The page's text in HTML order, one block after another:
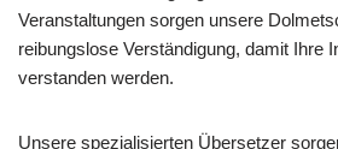
Veranstaltungen sorgen unsere
reibungslose Verständigung, damit Ihre
verstanden werden.
Unsere spezialisierten Übersetzer